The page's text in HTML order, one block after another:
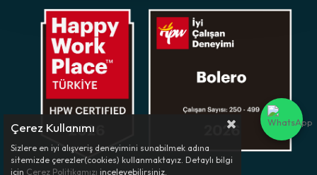
Çerez Kullanımı
Sizlere en iyi alışveriş deneyimini sunabilmek adına
sitemizde çerezler(cookies) kullanmaktayız. Detaylı bilgi
için Çerez Politikamızı inceleyebilirsiniz.